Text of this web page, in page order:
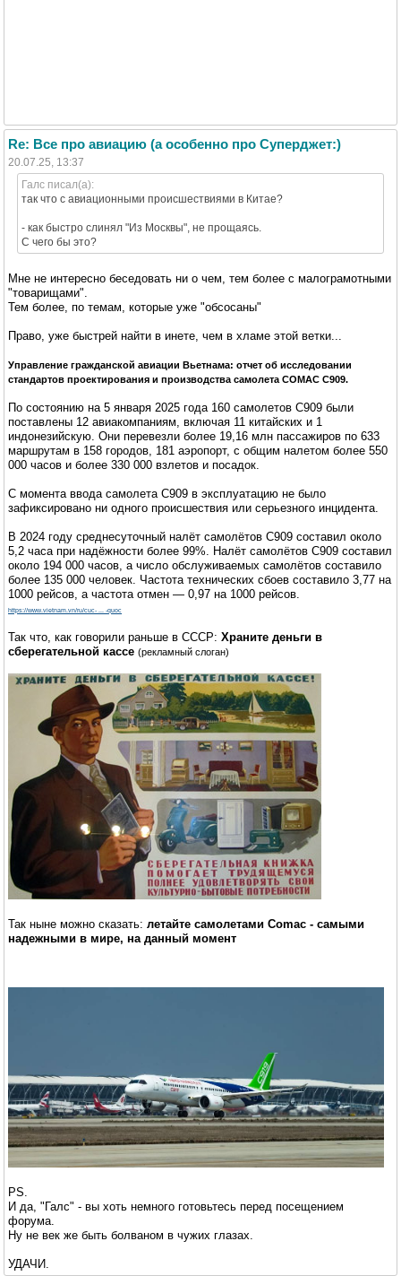
Re: Все про авиацию (а особенно про Суперджет:)
20.07.25, 13:37
Галс писал(а):
так что с авиационными происшествиями в Китае?
- как быстро слинял "Из Москвы", не прощаясь.
С чего бы это?
Мне не интересно беседовать ни о чем, тем более с малограмотными
"товарищами".
Тем более, по темам, которые уже "обсосаны"
Право, уже быстрей найти в инете, чем в хламе этой ветки...
Управление гражданской авиации Вьетнама: отчет об исследовании
стандартов проектирования и производства самолета COMAC C909.
По состоянию на 5 января 2025 года 160 самолетов C909 были
поставлены 12 авиакомпаниям, включая 11 китайских и 1
индонезийскую. Они перевезли более 19,16 млн пассажиров по 633
маршрутам в 158 городов, 181 аэропорт, с общим налетом более 550
000 часов и более 330 000 взлетов и посадок.
C момента ввода самолета C909 в эксплуатацию не было
зафиксировано ни одного происшествия или серьезного инцидента.
В 2024 году среднесуточный налёт самолётов C909 составил около
5,2 часа при надёжности более 99%. Налёт самолётов C909 составил
около 194 000 часов, а число обслуживаемых самолётов составило
более 135 000 человек. Частота технических сбоев составило 3,77 на
1000 рейсов, а частота отмен — 0,97 на 1000 рейсов.
https://www.vietnam.vn/ru/cuc- ... -quoc
Так что, как говорили раньше в СССР: Храните деньги в
сберегательной кассе (рекламный слоган)
Так ныне можно сказать: летайте самолетами Comac - самыми
надежными в мире, на данный момент
PS.
И да, "Галс" - вы хоть немного готовьтесь перед посещением
форума.
Ну не век же быть болваном в чужих глазах.
УДАЧИ.